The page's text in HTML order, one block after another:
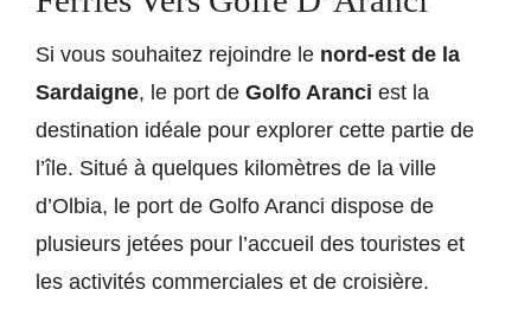
Si vous souhaitez rejoindre le nord-est de la
Sardaigne, le port de Golfo Aranci est la
destination idéale pour explorer cette partie de
l’île. Situé à quelques kilomètres de la ville
d’Olbia, le port de Golfo Aranci dispose de
plusieurs jetées pour l’accueil des touristes et
les activités commerciales et de croisière.